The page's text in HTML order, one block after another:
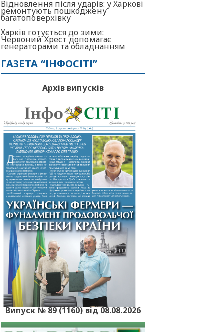
Відновлення після ударів: у Харкові
ремонтують пошкоджену
багатоповерхівку
Харків готується до зими:
Червоний Хрест допомагає
генераторами та обладнанням
ГАЗЕТА “ІНФОСІТІ”
Архів випусків
Випуск № 89 (1160) від 08.08.2026